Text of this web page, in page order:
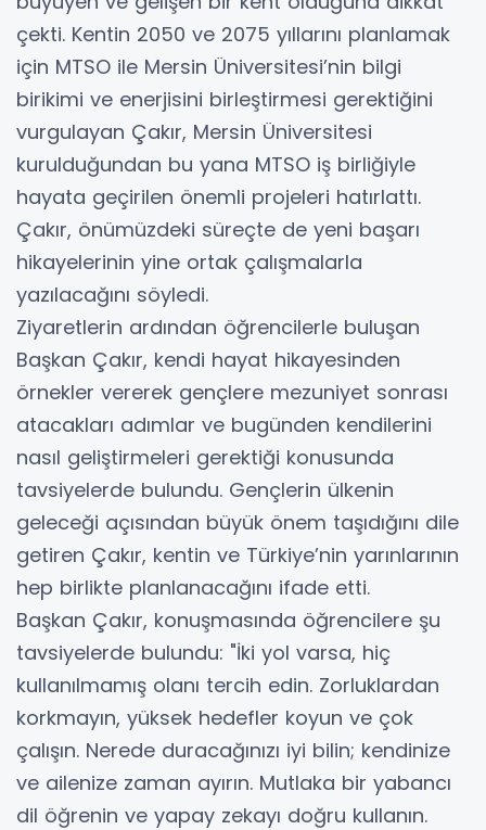
çekti. Kentin 2050 ve 2075 yıllarını planlamak
için MTSO ile Mersin Üniversitesi’nin bilgi
birikimi ve enerjisini birleştirmesi gerektiğini
vurgulayan Çakır, Mersin Üniversitesi
kurulduğundan bu yana MTSO iş birliğiyle
hayata geçirilen önemli projeleri hatırlattı.
Çakır, önümüzdeki süreçte de yeni başarı
hikayelerinin yine ortak çalışmalarla
yazılacağını söyledi.
Ziyaretlerin ardından öğrencilerle buluşan
Başkan Çakır, kendi hayat hikayesinden
örnekler vererek gençlere mezuniyet sonrası
atacakları adımlar ve bugünden kendilerini
nasıl geliştirmeleri gerektiği konusunda
tavsiyelerde bulundu. Gençlerin ülkenin
geleceği açısından büyük önem taşıdığını dile
getiren Çakır, kentin ve Türkiye’nin yarınlarının
hep birlikte planlanacağını ifade etti.
Başkan Çakır, konuşmasında öğrencilere şu
tavsiyelerde bulundu: "İki yol varsa, hiç
kullanılmamış olanı tercih edin. Zorluklardan
korkmayın, yüksek hedefler koyun ve çok
çalışın. Nerede duracağınızı iyi bilin; kendinize
ve ailenize zaman ayırın. Mutlaka bir yabancı
dil öğrenin ve yapay zekayı doğru kullanın.